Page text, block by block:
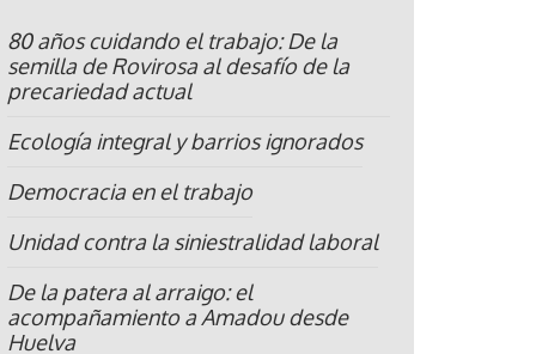
80 años cuidando el trabajo: De la
semilla de Rovirosa al desafío de la
precariedad actual
Ecología integral y barrios ignorados
Democracia en el trabajo
Unidad contra la siniestralidad laboral
De la patera al arraigo: el
acompañamiento a Amadou desde
Huelva